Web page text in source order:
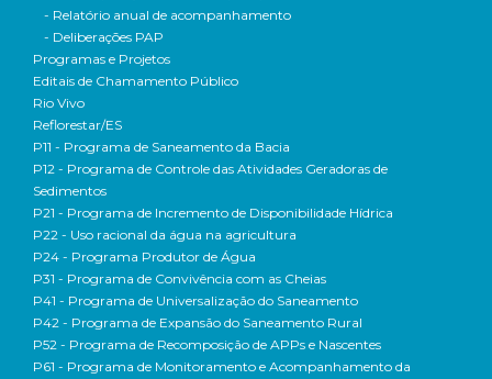
- Relatório anual de acompanhamento
- Deliberações PAP
Programas e Projetos
Editais de Chamamento Público
Rio Vivo
Reflorestar/ES
P11 - Programa de Saneamento da Bacia
P12 - Programa de Controle das Atividades Geradoras de
Sedimentos
P21 - Programa de Incremento de Disponibilidade Hídrica
P22 - Uso racional da água na agricultura
P24 - Programa Produtor de Água
P31 - Programa de Convivência com as Cheias
P41 - Programa de Universalização do Saneamento
P42 - Programa de Expansão do Saneamento Rural
P52 - Programa de Recomposição de APPs e Nascentes
P61 - Programa de Monitoramento e Acompanhamento da